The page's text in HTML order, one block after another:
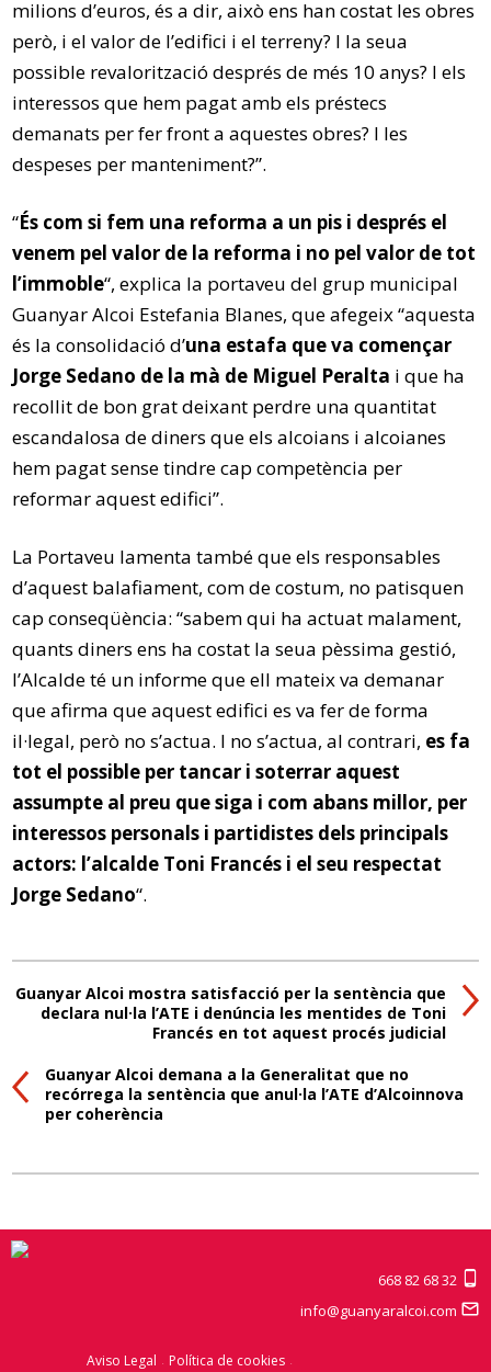
milions d’euros, és a dir, això ens han costat les obres
però, i el valor de l’edifici i el terreny? I la seua
possible revalorització després de més 10 anys? I els
interessos que hem pagat amb els préstecs
demanats per fer front a aquestes obres? I les
despeses per manteniment?”.
“És com si fem una reforma a un pis i després el
venem pel valor de la reforma i no pel valor de tot
l’immoble“, explica la portaveu del grup municipal
Guanyar Alcoi Estefania Blanes, que afegeix “aquesta
és la consolidació d’una estafa que va començar
Jorge Sedano de la mà de Miguel Peralta i que ha
recollit de bon grat deixant perdre una quantitat
escandalosa de diners que els alcoians i alcoianes
hem pagat sense tindre cap competència per
reformar aquest edifici”.
La Portaveu lamenta també que els responsables
d’aquest balafiament, com de costum, no patisquen
cap conseqüència: “sabem qui ha actuat malament,
quants diners ens ha costat la seua pèssima gestió,
l’Alcalde té un informe que ell mateix va demanar
que afirma que aquest edifici es va fer de forma
il·legal, però no s’actua. I no s’actua, al contrari, es fa
tot el possible per tancar i soterrar aquest
assumpte al preu que siga i com abans millor, per
interessos personals i partidistes dels principals
actors: l’alcalde Toni Francés i el seu respectat
Jorge Sedano“.
Guanyar Alcoi mostra satisfacció per la sentència que
declara nul·la l’ATE i denúncia les mentides de Toni
Francés en tot aquest procés judicial
Guanyar Alcoi demana a la Generalitat que no
recórrega la sentència que anul·la l’ATE d’Alcoinnova
per coherència
Aviso Legal Política de cookies
668 82 68 32
info@guanyaralcoi.com